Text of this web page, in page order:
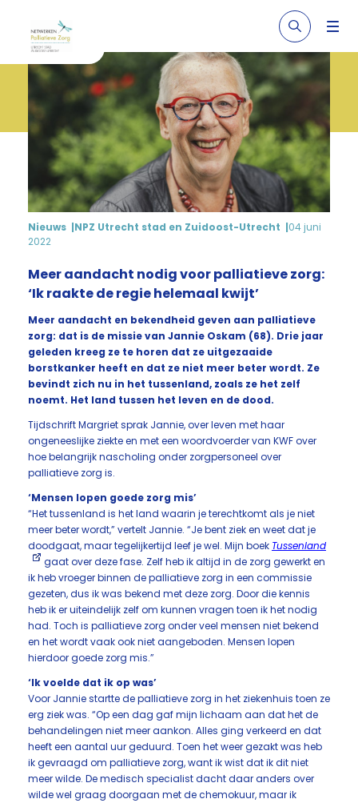
Nieuws NPZ Utrecht stad en Zuidoost-Utrecht
04 juni
2022
Meer aandacht nodig voor palliatieve zorg:
‘Ik raakte de regie helemaal kwijt’
Meer aandacht en bekendheid geven aan palliatieve
zorg: dat is de missie van Jannie Oskam (68). Drie jaar
geleden kreeg ze te horen dat ze uitgezaaide
borstkanker heeft en dat ze niet meer beter wordt. Ze
bevindt zich nu in het tussenland, zoals ze het zelf
noemt. Het land tussen het leven en de dood.
Tijdschrift Margriet sprak Jannie, over leven met haar
ongeneeslijke ziekte en met een woordvoerder van KWF over
hoe belangrijk nascholing onder zorgpersoneel over
palliatieve zorg is.
‘Mensen lopen goede zorg mis’
“Het tussenland is het land waarin je terechtkomt als je niet
meer beter wordt,” vertelt Jannie. “Je bent ziek en weet dat je
doodgaat, maar tegelijkertijd leef je wel. Mijn boek Tussenland
gaat over deze fase. Zelf heb ik altijd in de zorg gewerkt en
ik heb vroeger binnen de palliatieve zorg in een commissie
gezeten, dus ik was bekend met deze zorg. Door die kennis
heb ik er uiteindelijk zelf om kunnen vragen toen ik het nodig
had. Toch is palliatieve zorg onder veel mensen niet bekend
en het wordt vaak ook niet aangeboden. Mensen lopen
hierdoor goede zorg mis.”
‘Ik voelde dat ik op was’
Voor Jannie startte de palliatieve zorg in het ziekenhuis toen ze
erg ziek was. “Op een dag gaf mijn lichaam aan dat het de
behandelingen niet meer aankon. Alles ging verkeerd en dat
heeft een aantal uur geduurd. Toen het weer gezakt was heb
ik gevraagd om palliatieve zorg, want ik wist dat ik dit niet
meer wilde. De medisch specialist dacht daar anders over
wilde wel graag doorgaan met de chemokuur, maar ik